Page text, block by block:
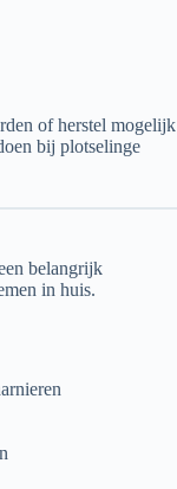
of herstel mogelijk
bij plotselinge
belangrijk
in huis.